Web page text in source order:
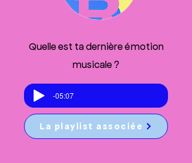
Quelle est ta dernière émotion
musicale ?
-05:07
La playlist associée